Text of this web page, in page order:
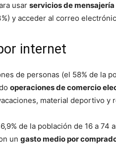
usar servicios de
y acceder al correo
internet
de personas (el 58% de la
operaciones de comercio
material deportivo y
de la población de 16 a
un gasto medio por